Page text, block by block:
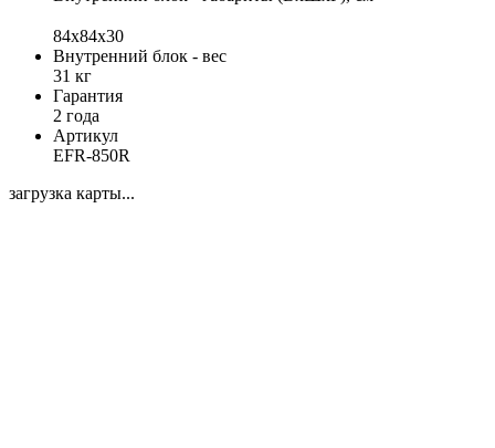
84x84x30
Внутренний блок - вес
31 кг
Гарантия
2 года
Артикул
EFR-850R
загрузка карты...